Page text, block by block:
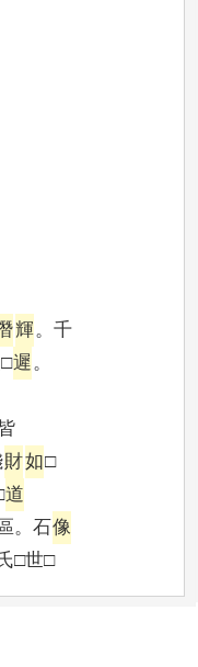
輝。 千
遲。
皆
財如□
道
。 石像
□世□